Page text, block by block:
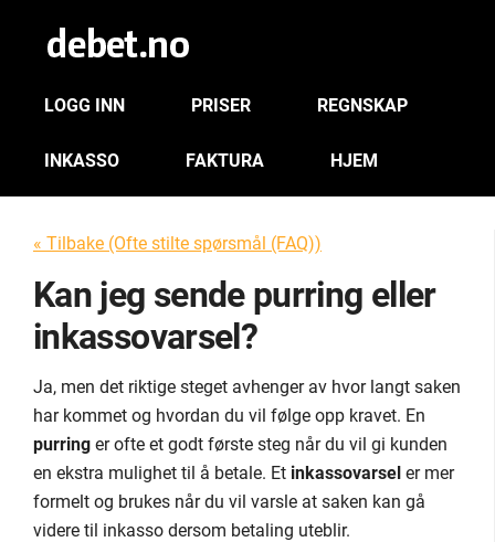
LOGG INN PRISER REGNSKAP
INKASSO FAKTURA HJEM
« Tilbake (Ofte stilte spørsmål (FAQ))
Kan jeg sende purring eller
inkassovarsel?
Ja, men det riktige steget avhenger av hvor langt saken
har kommet og hvordan du vil følge opp kravet. En
purring er ofte et godt første steg når du vil gi kunden
en ekstra mulighet til å betale. Et inkassovarsel er mer
formelt og brukes når du vil varsle at saken kan gå
videre til inkasso dersom betaling uteblir.